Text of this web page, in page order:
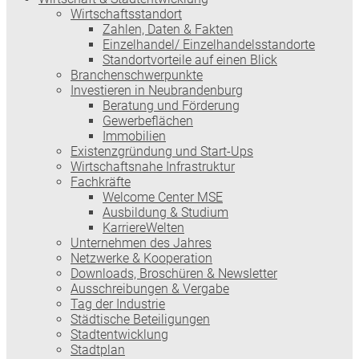
Wirtschaftsstandort
Zahlen, Daten & Fakten
Einzelhandel/ Einzelhandelsstandorte
Standortvorteile auf einen Blick
Branchenschwerpunkte
Investieren in Neubrandenburg
Beratung und Förderung
Gewerbeflächen
Immobilien
Existenzgründung und Start-Ups
Wirtschaftsnahe Infrastruktur
Fachkräfte
Welcome Center MSE
Ausbildung & Studium
KarriereWelten
Unternehmen des Jahres
Netzwerke & Kooperation
Downloads, Broschüren & Newsletter
Ausschreibungen & Vergabe
Tag der Industrie
Städtische Beteiligungen
Stadtentwicklung
Stadtplan